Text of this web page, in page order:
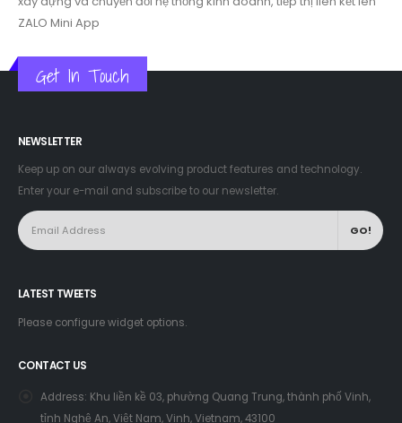
ZALO Mini App
Get In Touch
NEWSLETTER
Keep up on our always evolving product features and technology.
Enter your e-mail and subscribe to our newsletter.
LATEST TWEETS
Please configure widget options.
CONTACT US
Address: Khu liền kề 03, phường Quang Trung, thành phố Vinh,
tỉnh Nghệ An, Việt Nam, Vinh, Vietnam, 43100